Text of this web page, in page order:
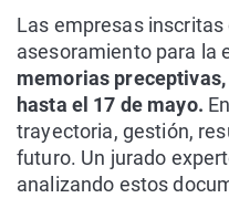
Las empresas
asesoramiento para la
memorias
hasta el 17 de mayo.
trayectoria, gestión,
futuro. Un jurado
analizando estos